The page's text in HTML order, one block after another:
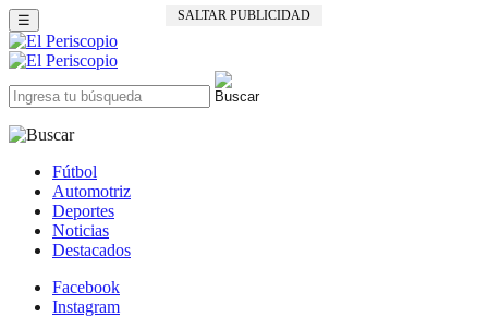
SALTAR PUBLICIDAD
☰
Fútbol
Automotriz
Deportes
Noticias
Destacados
Facebook
Instagram